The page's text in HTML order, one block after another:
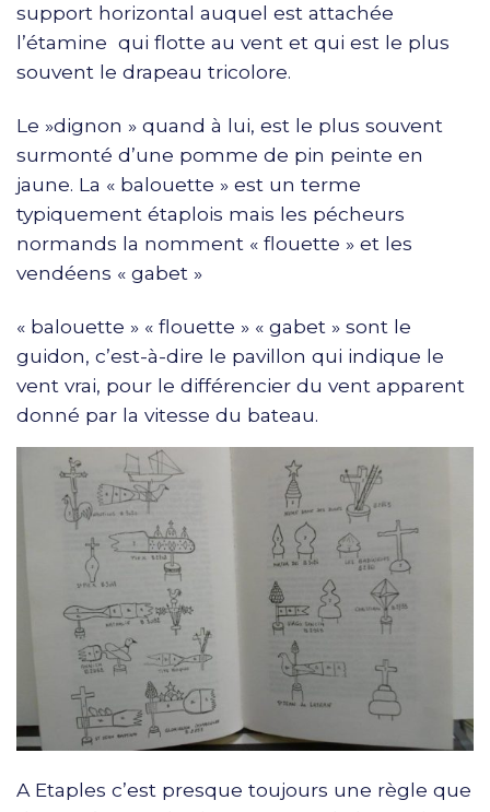
support horizontal auquel est attachée
l’étamine qui flotte au vent et qui est le plus
souvent le drapeau tricolore.
Le »dignon » quand à lui, est le plus souvent
surmonté d’une pomme de pin peinte en
jaune. La « balouette » est un terme
typiquement étaplois mais les pécheurs
normands la nomment « flouette » et les
vendéens « gabet »
« balouette » « flouette » « gabet » sont le
guidon, c’est-à-dire le pavillon qui indique le
vent vrai, pour le différencier du vent apparent
donné par la vitesse du bateau.
A Etaples c’est presque toujours une règle que